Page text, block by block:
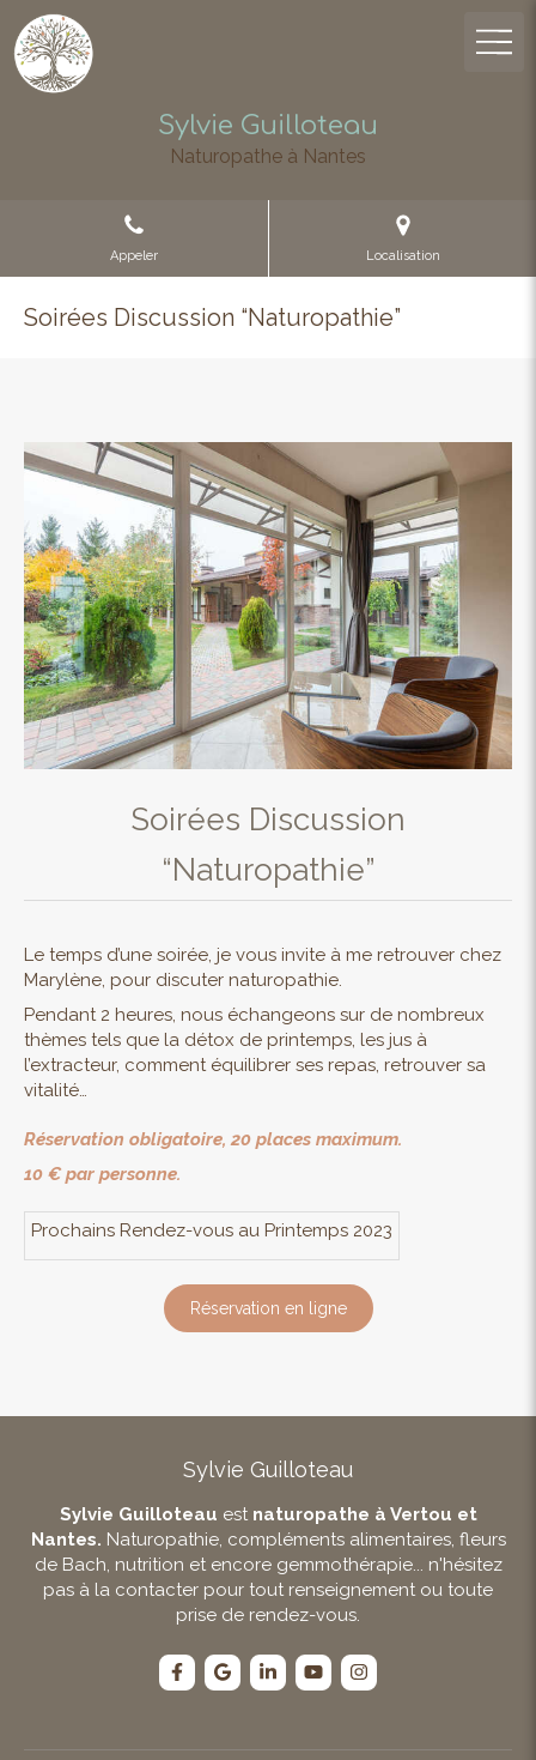
Sylvie Guilloteau
Naturopathe à Nantes
Appeler Localisation
Soirées Discussion “Naturopathie”
Soirées Discussion
“Naturopathie”
Le temps d’une soirée, je vous invite à me retrouver chez
Marylène, pour discuter naturopathie.
Pendant 2 heures, nous échangeons sur de nombreux
thèmes tels que la détox de printemps, les jus à
l’extracteur, comment équilibrer ses repas, retrouver sa
vitalité…
Réservation obligatoire, 20 places maximum.
10 € par personne.
Prochains Rendez-vous au Printemps 2023
Réservation en ligne
Sylvie Guilloteau
Sylvie Guilloteau est naturopathe à Vertou et
Nantes. Naturopathie, compléments alimentaires, fleurs
de Bach, nutrition et encore gemmothérapie... n'hésitez
pas à la contacter pour tout renseignement ou toute
prise de rendez-vous.